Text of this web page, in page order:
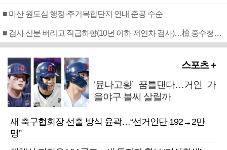
■ 마산 원도심 행정·주거복합단지 연내 준공 수순
■ 검사 신분 버리고 직급하향(10년 이하 저연차 검사)…檢 중수청행 기피
스포츠 +
‘윤나고황’ 꿈틀댄다…거인 가
을야구 불씨 살릴까
새 축구협회장 선출 방식 윤곽…“선거인단 192→2만
명”